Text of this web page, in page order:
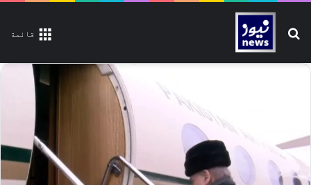
قائمة تلاش کیجیے